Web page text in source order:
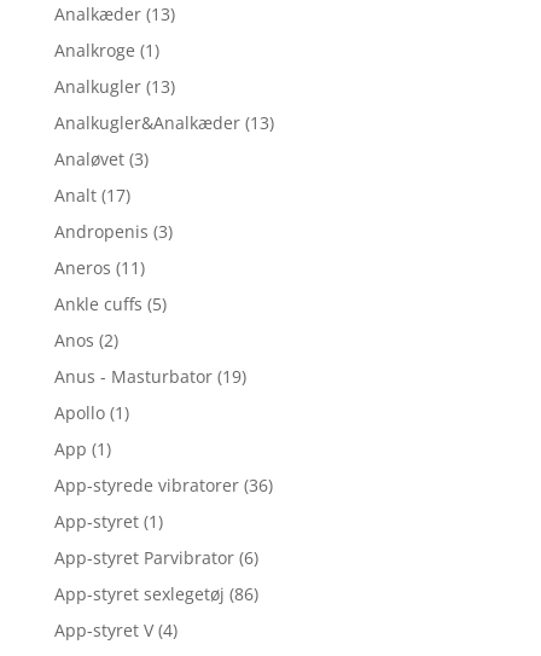
Analkæder (13)
Analkroge (1)
Analkugler (13)
Analkugler&Analkæder (13)
Analøvet (3)
Analt (17)
Andropenis (3)
Aneros (11)
Ankle cuffs (5)
Anos (2)
Anus - Masturbator (19)
Apollo (1)
App (1)
App-styrede vibratorer (36)
App-styret (1)
App-styret Parvibrator (6)
App-styret sexlegetøj (86)
App-styret V (4)